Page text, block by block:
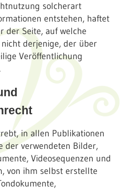
solcherart
entstehen, haftet
der Seite, auf welche
derjenige, der über
Veröffentlichung
in allen Publikationen
der verwendeten Bilder,
Videosequenzen und
von ihm selbst erstellte